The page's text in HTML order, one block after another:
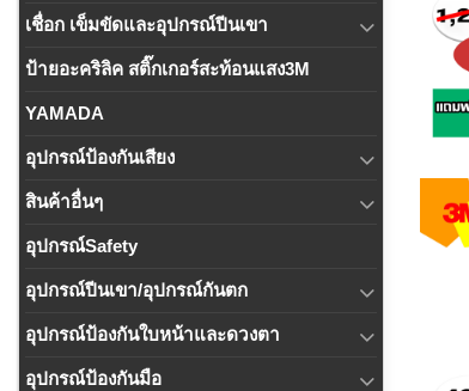
เชื่อก เข็มขัดและอุปกรณ์ปีนเขา
ป้ายอะคริลิค สติ๊กเกอร์สะท้อนแสง3M
YAMADA
อุปกรณ์ป้องกันเสียง
สินค้าอื่นๆ
อุปกรณ์Safety
อุปกรณ์ปีนเขา/อุปกรณ์กันตก
อุปกรณ์ป้องกันใบหน้าและดวงตา
อุปกรณ์ป้องกันมือ